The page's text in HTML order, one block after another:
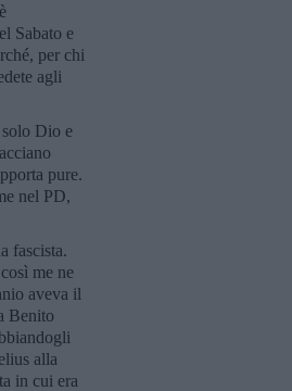
Sabato e
per chi
agli
solo Dio e
pure.
nel PD,
fascista.
me ne
aveva il
Benito
alla
in cui era